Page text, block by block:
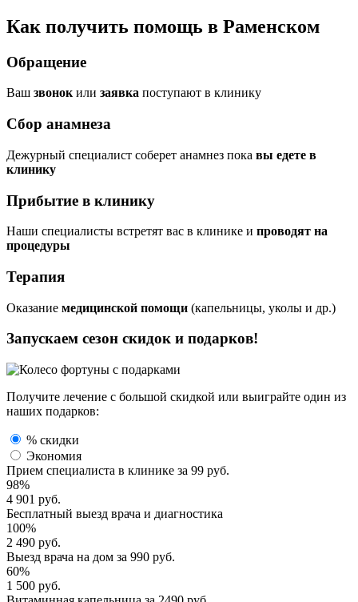
Как получить помощь в Раменском
Обращение
Ваш звонокили заявка поступают в клинику
Сбор анамнеза
Дежурный специалист соберет анамнез пока вы едете в
клинику
Прибытие в клинику
Наши специалисты встретят вас в клинике и проводят на
процедуры
Терапия
Оказание медицинской помощи (капельницы, уколы и др.)
Запускаем сезон скидок и подарков!
Получите лечение с большой скидкой или выиграйте один из
наших подарков:
% скидки
Экономия
Прием специалиста в клинике за 99 руб.
98%
4 901 руб.
Бесплатный выезд врача и диагностика
100%
2 490 руб.
Выезд врача на дом за 990 руб.
60%
1 500 руб.